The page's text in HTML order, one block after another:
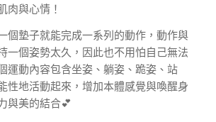
肉與心情！
個墊子就能完成一系列的動作，動作與
一個姿勢太久，因此也不用怕自己無法
運動內容包含坐姿、躺姿、跪姿、站
性地活動起來，增加本體感覺與喚醒身
與美的結合💕